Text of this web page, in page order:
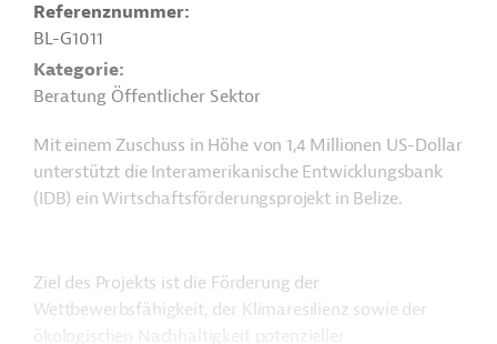
Referenznummer
BL-G1011
Kategorie
Beratung Öffentlicher Sektor
Mit einem Zuschuss in Höhe von 1,4 Millionen US-Dollar
unterstützt die Interamerikanische Entwicklungsbank
(IDB) ein Wirtschaftsförderungsprojekt in Belize.
Ziel des Projekts ist die Förderung der
Wettbewerbsfähigkeit, der Klimaresilienz sowie der